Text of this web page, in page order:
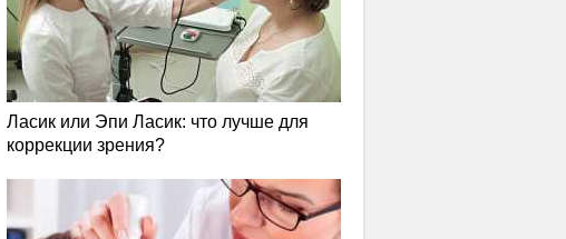
Ласик или Эпи Ласик: что лучше для
коррекции зрения?